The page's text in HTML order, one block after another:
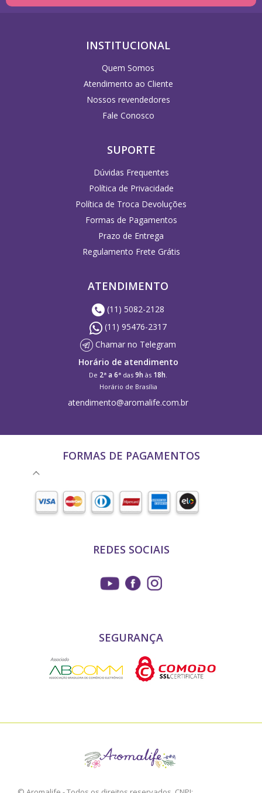
INSTITUCIONAL
Quem Somos
Atendimento ao Cliente
Nossos revendedores
Fale Conosco
SUPORTE
Dúvidas Frequentes
Política de Privacidade
Política de Troca Devoluções
Formas de Pagamentos
Prazo de Entrega
Regulamento Frete Grátis
ATENDIMENTO
(11) 5082-2128
(11) 95476-2317
Chamar no Telegram
Horário de atendimento
De 2ª a 6ª das 9h às 18h
Horário de Brasília
atendimento@aromalife.com.br
FORMAS DE PAGAMENTOS
REDES SOCIAIS
SEGURANÇA